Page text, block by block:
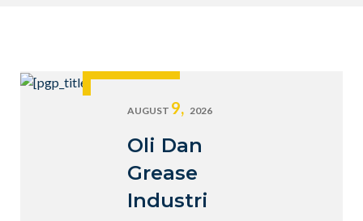
AUGUST 9, 2026
Oli Dan
Grease
Industri